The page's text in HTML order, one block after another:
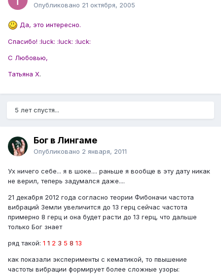
Опубликовано 21 октября, 2005
Да, это интересно.
Спасибо! :luck: :luck: :luck:
С Любовью,
Татьяна Х.
5 лет спустя...
Бог в Лингаме
Опубликовано 2 января, 2011
Ух ничего себе... я в шоке.... раньше я вообще в эту дату никак
не верил, теперь задумался даже....
21 декабря 2012 года согласно теории Фибоначи частота
вибраций Земли увеличится до 13 герц сейчас частота
примерно 8 герц и она будет расти до 13 герц, что дальше
только Бог знает
ряд такой: 1 1 2 3 5 8 13
как показали эксперименты с кематикой, то пвышение
частоты вибрации формирует более сложные узоры: